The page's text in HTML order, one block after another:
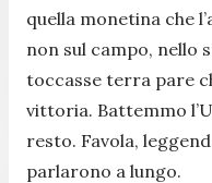
quella monetina che
non sul campo, nello
toccasse terra pare
vittoria. Battemmo
resto. Favola,
parlarono a lungo.